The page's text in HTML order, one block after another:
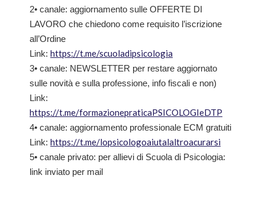
2• canale: aggiornamento sulle OFFERTE DI
LAVORO che chiedono come requisito l’iscrizione
all’Ordine
Link: https://t.me/scuoladipsicologia
3• canale: NEWSLETTER per restare aggiornato
sulle novità e sulla professione, info fiscali e non)
Link:
https://t.me/formazionepraticaPSICOLOGIeDTP
4• canale: aggiornamento professionale ECM gratuiti
Link: https://t.me/lopsicologoaiutalaltroacurarsi
5• canale privato: per allievi di Scuola di Psicologia:
link inviato per mail